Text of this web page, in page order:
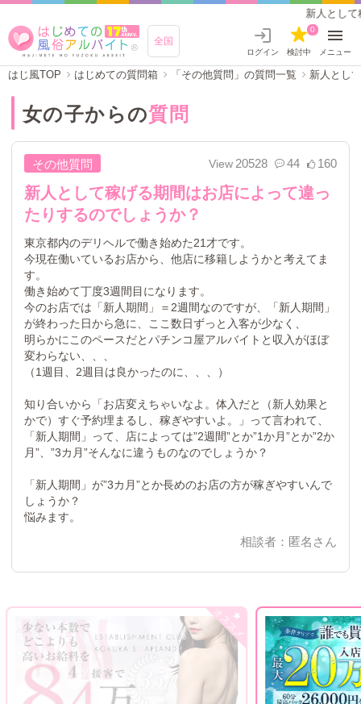
新人として稼げる期間はお店によって違っ
全国
ログイン 検討中
0
メニュー
はじ風TOP はじめての質問箱 「その他質問」の質問一覧 新人とし
女の子からの質問
その他質問 20528 44 160
新人として稼げる期間はお店によって違っ
たりするのでしょうか？
東京都内のデリヘルで働き始めた21才です。
今現在働いているお店から、他店に移籍しようかと考えてま
す。
働き始めて丁度3週間目になります。
今のお店では「新人期間」＝2週間なのですが、「新人期間」
が終わった日から急に、ここ数日ずっと入客が少なく、
明らかにこのペースだとパチンコ屋アルバイトと収入がほぼ
変わらない、、、
（1週目、2週目は良かったのに、、、）
知り合いから「お店変えちゃいなよ。体入だと（新人効果と
かで）すぐ予約埋まるし、稼ぎやすいよ。」って言われて、
「新人期間」って、店によっては”2週間”とか”1か月”とか”2か
月”、”3カ月”そんなに違うものなのでしょうか？
「新人期間」が”3カ月”とか長めのお店の方が稼ぎやすいんで
しょうか？
悩みます。
相談者：匿名さん